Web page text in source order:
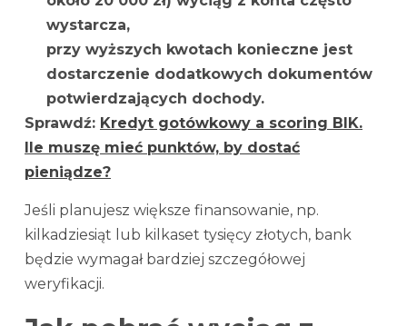
wystarcza,
przy wyższych kwotach konieczne jest
dostarczenie dodatkowych dokumentów
potwierdzających dochody.
Sprawdź: Kredyt gotówkowy a scoring BIK.
Ile muszę mieć punktów, by dostać
pieniądze?
Jeśli planujesz większe finansowanie, np.
kilkadziesiąt lub kilkaset tysięcy złotych, bank
będzie wymagał bardziej szczegółowej
weryfikacji.